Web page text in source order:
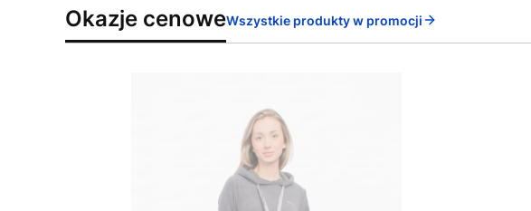
Okazje cenoweWszystkie produkty w promocji